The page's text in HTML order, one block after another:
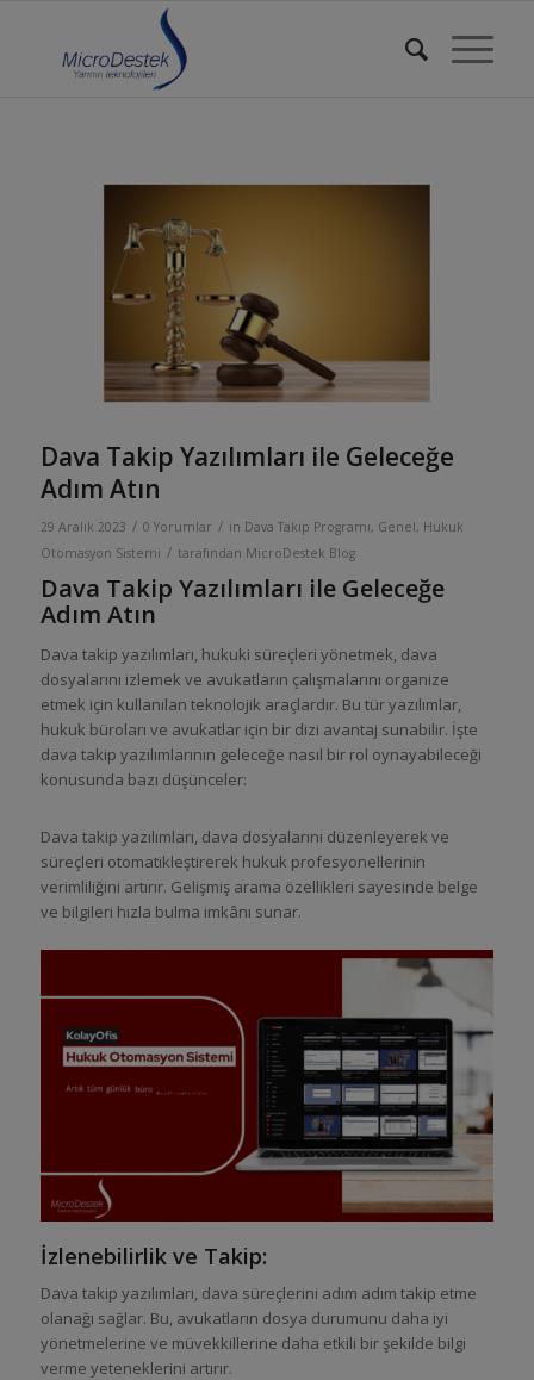
Dava Takip Yazılımları ile Geleceğe
Adım Atın
29 Aralık 2023 / 0 Yorumlar / in Dava Takip Programı, Genel, Hukuk
Otomasyon Sistemi / tarafından MicroDestek Blog
Dava Takip Yazılımları ile Geleceğe
Adım Atın
Dava takip yazılımları, hukuki süreçleri yönetmek, dava
dosyalarını izlemek ve avukatların çalışmalarını organize
etmek için kullanılan teknolojik araçlardır. Bu tür yazılımlar,
hukuk büroları ve avukatlar için bir dizi avantaj sunabilir. İşte
dava takip yazılımlarının geleceğe nasıl bir rol oynayabileceği
konusunda bazı düşünceler:
Dava takip yazılımları, dava dosyalarını düzenleyerek ve
süreçleri otomatikleştirerek hukuk profesyonellerinin
verimliliğini artırır. Gelişmiş arama özellikleri sayesinde belge
ve bilgileri hızla bulma imkânı sunar.
İzlenebilirlik ve Takip:
Dava takip yazılımları, dava süreçlerini adım adım takip etme
olanağı sağlar. Bu, avukatların dosya durumunu daha iyi
yönetmelerine ve müvekkillerine daha etkili bir şekilde bilgi
verme yeteneklerini artırır.